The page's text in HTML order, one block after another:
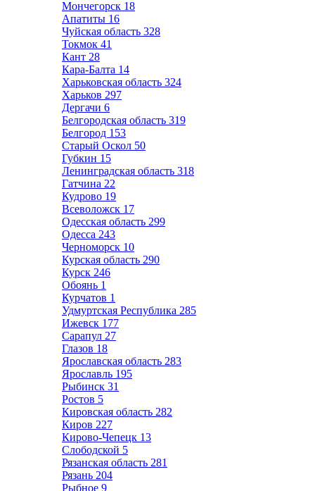
Мончегорск 18
Апатиты 16
Чуйская область 328
Токмок 41
Кант 28
Кара-Балта 14
Харьковская область 324
Харьков 297
Дергачи 6
Белгородская область 319
Белгород 153
Старый Оскол 50
Губкин 15
Ленинградская область 318
Гатчина 22
Кудрово 19
Всеволожск 17
Одесская область 299
Одесса 243
Черноморск 10
Курская область 290
Курск 246
Обоянь 1
Курчатов 1
Удмуртская Республика 285
Ижевск 177
Сарапул 27
Глазов 18
Ярославская область 283
Ярославль 195
Рыбинск 31
Ростов 5
Кировская область 282
Киров 227
Кирово-Чепецк 13
Слободской 5
Рязанская область 281
Рязань 204
Рыбное 9